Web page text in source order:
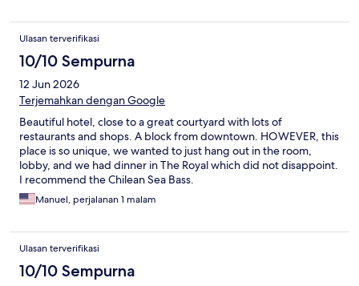
Ulasan terverifikasi
10/10 Sempurna
12 Jun 2026
Terjemahkan dengan Google
Beautiful hotel, close to a great courtyard with lots of
restaurants and shops. A block from downtown. HOWEVER, this
place is so unique, we wanted to just hang out in the room,
lobby, and we had dinner in The Royal which did not disappoint.
I recommend the Chilean Sea Bass.
Manuel, perjalanan 1 malam
Ulasan terverifikasi
10/10 Sempurna